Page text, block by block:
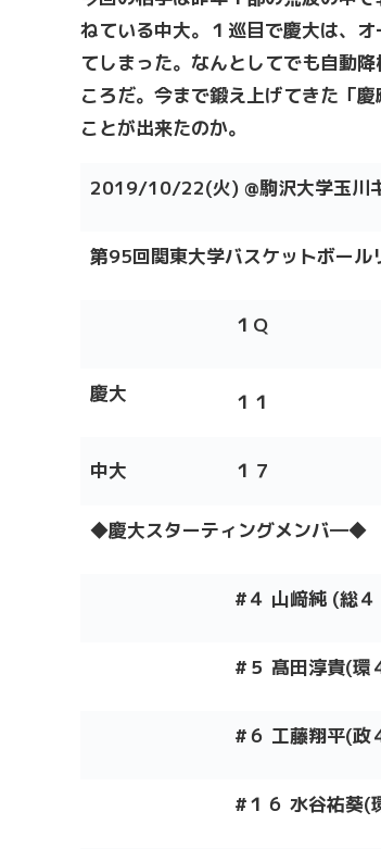
ねている中大。１巡目で慶大は、
てしまった。なんとしてでも自動
ころだ。今まで鍛え上げてきた「
ことが出来たのか。
2019/10/22(火) @駒沢大学玉川
第95回関東大学バスケットボール
１ Q
慶大 １１
中大 １７
◆慶大スターティングメンバ―◆
#４ 山﨑純(総４
#５ 髙田淳貴(環
#６ 工藤翔平(政
#１６ 水谷祐葵(